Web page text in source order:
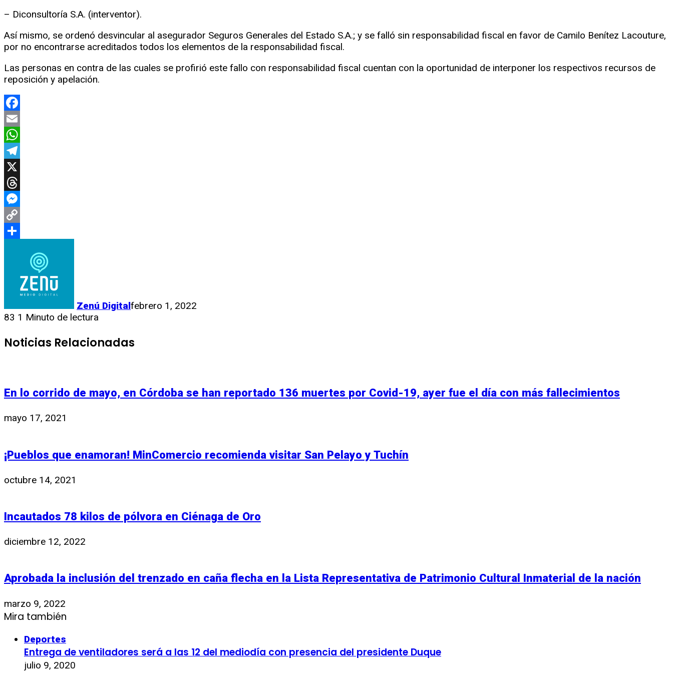
– Diconsultoría S.A. (interventor).
Así mismo, se ordenó desvincular al asegurador Seguros Generales del Estado S.A.; y se falló sin responsabilidad fiscal en favor de Camilo Benítez Lacouture,
por no encontrarse acreditados todos los elementos de la responsabilidad fiscal.
Las personas en contra de las cuales se profirió este fallo con responsabilidad fiscal cuentan con la oportunidad de interponer los respectivos recursos de
reposición y apelación.
Facebook
Email
WhatsApp
Telegram
X
Threads
Messenger
Copy
Zenú Digitalfebrero 1, 2022
83 1 Minuto de lectura
Noticias Relacionadas
En lo corrido de mayo, en Córdoba se han reportado 136 muertes por Covid-19, ayer fue el día con más fallecimientos
mayo 17, 2021
¡Pueblos que enamoran! MinComercio recomienda visitar San Pelayo y Tuchín
octubre 14, 2021
Incautados 78 kilos de pólvora en Ciénaga de Oro
diciembre 12, 2022
Aprobada la inclusión del trenzado en caña flecha en la Lista Representativa de Patrimonio Cultural Inmaterial de la nación
marzo 9, 2022
Mira también
Deportes
Entrega de ventiladores será a las 12 del mediodía con presencia del presidente Duque
julio 9, 2020